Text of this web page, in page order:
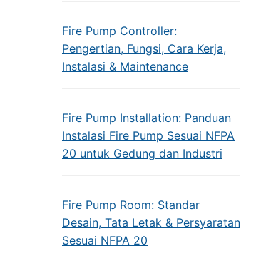
Fire Pump Controller:
Pengertian, Fungsi, Cara Kerja,
Instalasi & Maintenance
Fire Pump Installation: Panduan
Instalasi Fire Pump Sesuai NFPA
20 untuk Gedung dan Industri
Fire Pump Room: Standar
Desain, Tata Letak & Persyaratan
Sesuai NFPA 20